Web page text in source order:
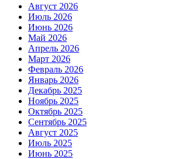
Август 2026
Июль 2026
Июнь 2026
Май 2026
Апрель 2026
Март 2026
Февраль 2026
Январь 2026
Декабрь 2025
Ноябрь 2025
Октябрь 2025
Сентябрь 2025
Август 2025
Июль 2025
Июнь 2025